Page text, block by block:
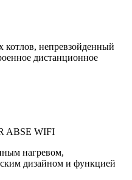
непревзойденный
дистанционное
ABSE WIFI
нагревом,
дизайном и функцией